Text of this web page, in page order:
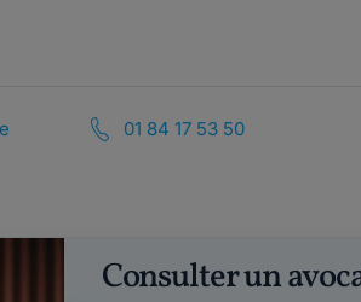
01 84 17 53 50
Consulter un